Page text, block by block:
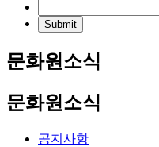
문화원소식
문화원소식
공지사항